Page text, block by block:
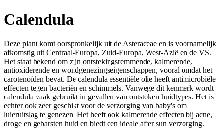
Calendula
Deze plant komt oorspronkelijk uit de Asteraceae en is voornamelijk
afkomstig uit Centraal-Europa, Zuid-Europa, West-Azië en de VS.
Het staat bekend om zijn ontstekingsremmende, kalmerende,
antioxiderende en wondgenezingseigenschappen, vooral omdat het
carotenoïden bevat. De calendula essentiële olie heeft antimicrobiële
effecten tegen bacteriën en schimmels. Vanwege dit kenmerk wordt
calendula vaak gebruikt in gevallen van ontstoken huidtypes. Het is
echter ook zeer geschikt voor de verzorging van baby's om
luieruitslag te genezen. Het heeft ook kalmerende effecten bij acne,
droge en gebarsten huid en biedt een ideale after sun verzorging.